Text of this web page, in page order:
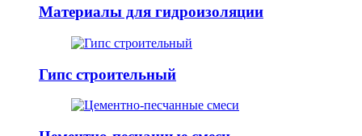
Материалы для гидроизоляции
Гипс строительный